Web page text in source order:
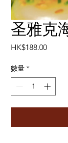
圣雅克
HK$188.00價
數量 *